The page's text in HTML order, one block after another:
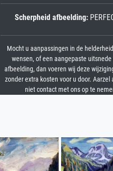
Scherpheid afbeelding:
Mocht u aanpassingen in de
wensen, of een aangepaste uitsnede
afbeelding, dan voeren wij deze
zonder extra kosten voor u door. Aarzel
niet contact met ons op te